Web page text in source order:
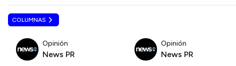
COLUMNAS
Opinión
News PR
Opinión
News PR